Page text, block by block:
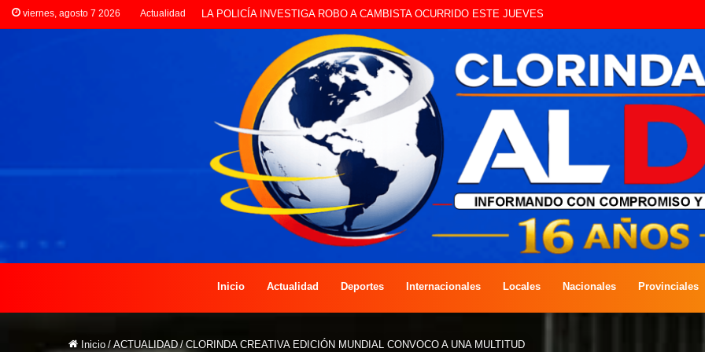
viernes, agosto 7 2026 Actualidad PREOCUPACIÓN POR MOTOS QUE CIRCULAN SIN ILUMINACIÓN
Inicio Actualidad Deportes Internacionales Locales Nacionales Provinciales
Inicio / ACTUALIDAD / CLORINDA CREATIVA EDICIÓN MUNDIAL CONVOCO A UNA MULTITUD